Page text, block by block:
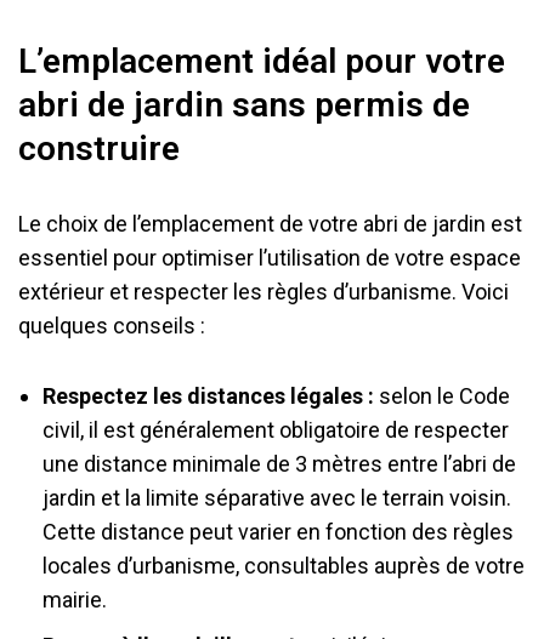
L’emplacement idéal pour votre
abri de jardin sans permis de
construire
Le choix de l’emplacement de votre abri de jardin est
essentiel pour optimiser l’utilisation de votre espace
extérieur et respecter les règles d’urbanisme. Voici
quelques conseils :
Respectez les distances légales : selon le Code
civil, il est généralement obligatoire de respecter
une distance minimale de 3 mètres entre l’abri de
jardin et la limite séparative avec le terrain voisin.
Cette distance peut varier en fonction des règles
locales d’urbanisme, consultables auprès de votre
mairie.